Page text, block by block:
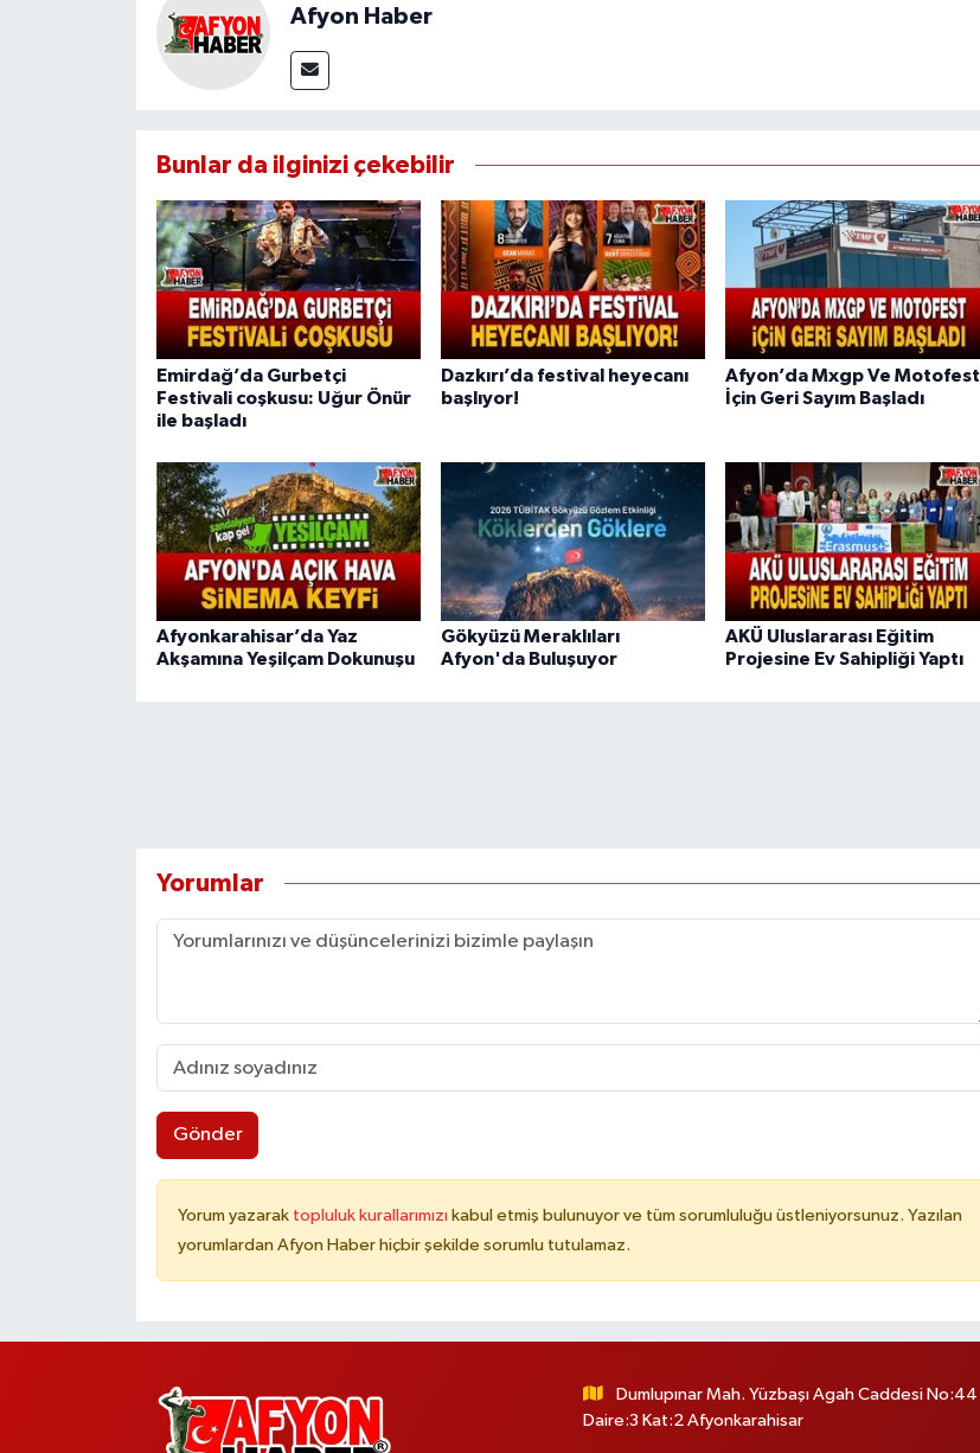
Afyon Haber
Bunlar da ilginizi çekebilir
Emirdağ’da Gurbetçi
Festivali coşkusu: Uğur Önür
ile başladı
Dazkırı’da festival heyecanı
başlıyor!
Afyon’da Mxgp Ve Motofest
İçin Geri Sayım Başladı
Afyonkarahisar’da Yaz
Akşamına Yeşilçam Dokunuşu
Gökyüzü Meraklıları
Afyon'da Buluşuyor
AKÜ Uluslararası Eğitim
Projesine Ev Sahipliği Yaptı
Yorumlar
Gönder
Yorum yazarak topluluk kurallarımızı kabul etmiş bulunuyor ve tüm sorumluluğu üstleniyorsunuz. Yazılan
yorumlardan Afyon Haber hiçbir şekilde sorumlu tutulamaz.
Dumlupınar Mah. Yüzbaşı Agah Caddesi No:44
Daire:3 Kat:2 Afyonkarahisar